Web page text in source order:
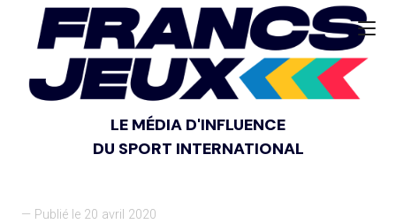
LE MÉDIA D'INFLUENCE
DU SPORT INTERNATIONAL
— Publié le 20 avril 2020